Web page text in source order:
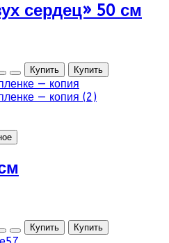
сердец» 50 см